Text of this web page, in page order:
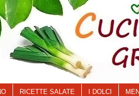
RICETTE SALATE I DOLCI